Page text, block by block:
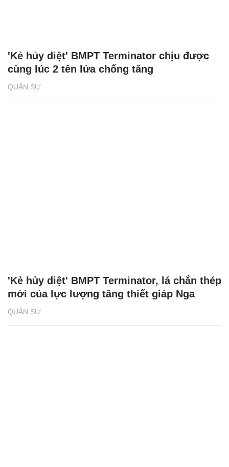
QUÂN SỰ
'Kẻ hủy diệt' BMPT Terminator chịu được
cùng lúc 2 tên lửa chống tăng
QUÂN SỰ
'Kẻ hủy diệt' BMPT Terminator, lá chắn thép
mới của lực lượng tăng thiết giáp Nga